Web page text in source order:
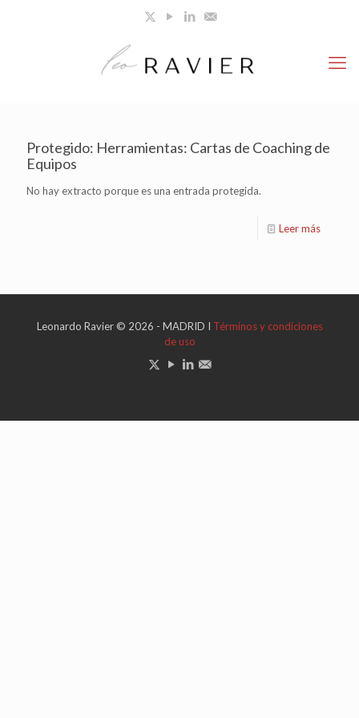
Protegido: Herramientas: Cartas de Coaching de
Equipos
No hay extracto porque es una entrada protegida.
Leer más
Leonardo Ravier © 2026 - MADRID I Términos y condiciones
de uso